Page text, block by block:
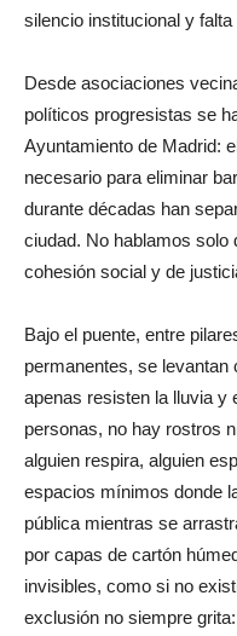
silencio institucional y
Desde asociaciones
políticos progresistas se
Ayuntamiento de Madrid:
necesario para eliminar
durante décadas han
ciudad. No hablamos solo
cohesión social y de
Bajo el puente, entre
permanentes, se
apenas resisten la lluvia y
personas, no hay rostros
alguien respira, alguien
espacios mínimos donde
pública mientras se
por capas de cartón
invisibles, como si no
exclusión no siempre